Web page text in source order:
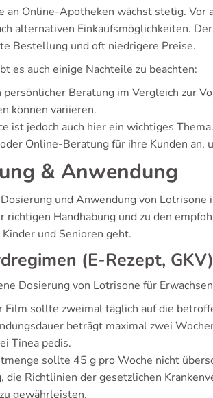
an Online-Apotheken wächst stetig.
alternativen Einkaufsmöglichkeiten.
Bestellung und oft niedrigere Preise.
es auch einige Nachteile zu beachten:
persönlicher Beratung im Vergleich zur
können variieren.
ist jedoch auch hier ein wichtiges
Online-Beratung für ihre Kunden an,
& Anwendung
und Anwendung von
richtigen Handhabung und zu den
und Senioren geht.
(E-Rezept, GKV)
Dosierung von Lotrisone für
Film sollte zweimal täglich auf die
beträgt maximal zwei
Tinea pedis.
sollte 45 g pro Woche nicht
die Richtlinien der gesetzlichen
gewährleisten.